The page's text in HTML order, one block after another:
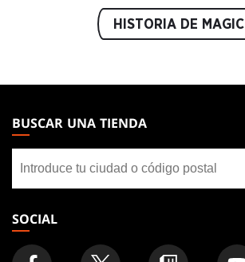
HISTORIA DE MAGIC
THE
GATHERING
FOOTER
BUSCAR UNA TIENDA
una
tienda
SOCIAL